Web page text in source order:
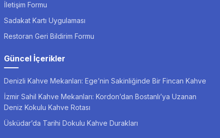
İletişim Formu
Sadakat Kartı Uygulaması
Restoran Geri Bildirim Formu
Güncel İçerikler
Denizli Kahve Mekanları: Ege’nin Sakinliğinde Bir Fincan Kahve
İzmir Sahil Kahve Mekanları: Kordon’dan Bostanlı’ya Uzanan
Deniz Kokulu Kahve Rotası
Üsküdar’da Tarihi Dokulu Kahve Durakları